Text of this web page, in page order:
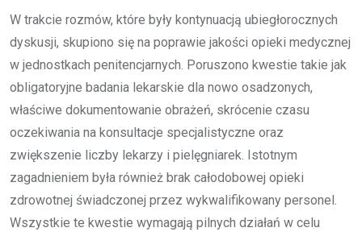
W trakcie rozmów, które były kontynuacją ubiegłorocznych
dyskusji, skupiono się na poprawie jakości opieki medycznej
w jednostkach penitencjarnych. Poruszono kwestie takie jak
obligatoryjne badania lekarskie dla nowo osadzonych,
właściwe dokumentowanie obrażeń, skrócenie czasu
oczekiwania na konsultacje specjalistyczne oraz
zwiększenie liczby lekarzy i pielęgniarek. Istotnym
zagadnieniem była również brak całodobowej opieki
zdrowotnej świadczonej przez wykwalifikowany personel.
Wszystkie te kwestie wymagają pilnych działań w celu